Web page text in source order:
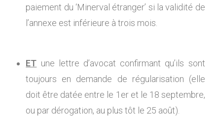
paiement du ‘Minerval étranger’ si la validité de
l’annexe est inférieure à trois mois.
ET une lettre d’avocat confirmant qu’ils sont
toujours en demande de régularisation (elle
doit être datée entre le 1er et le 18 septembre,
ou par dérogation, au plus tôt le 25 août).